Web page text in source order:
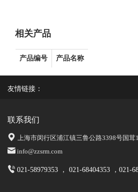
相关产品
产品编号 产品名称
友情链接：
联系我们
上海市闵行区浦江镇三鲁公路3398号国茸
info@zzsrm.com
021-58979353 ， 021-68404353 ，021-